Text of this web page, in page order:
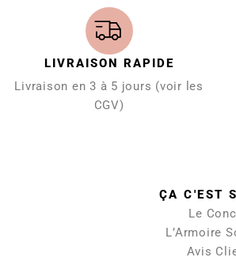
LIVRAISON RAPIDE
Livraison en 3 à 5 jours (voir les
CGV)
ÇA C'EST
Le
L’Armoire
Avis